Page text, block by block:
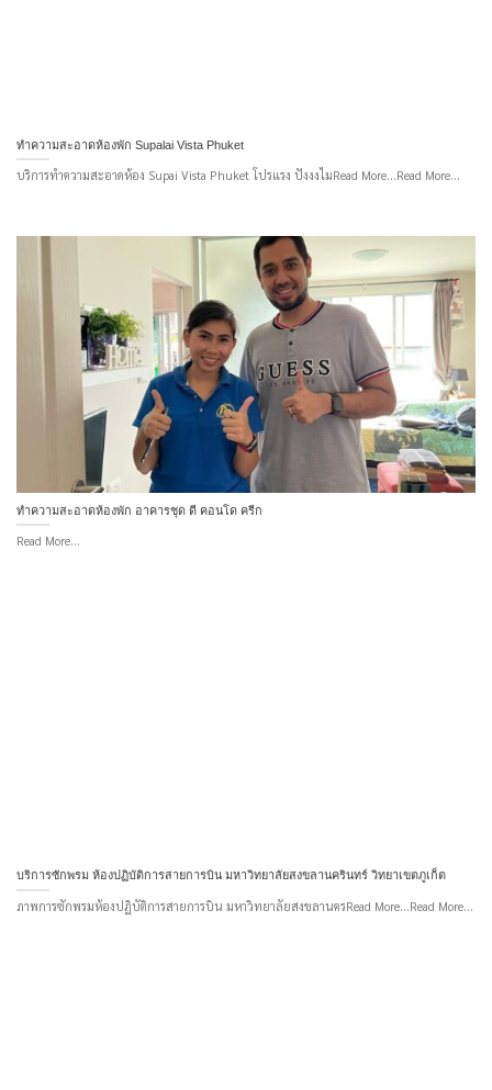
ทำความสะอาดห้องพัก Supalai Vista Phuket
บริการทำความสะอาดห้อง Supai Vista Phuket โปรแรง ปังงงไมRead More...Read More...
ทำความสะอาดห้องพัก อาคารชุด ดี คอนโด ครีก
Read More...
บริการซักพรม ห้องปฏิบัติการสายการบิน มหาวิทยาลัยสงขลานครินทร์ วิทยาเขตภูเก็ต
ภาพการซักพรมห้องปฏิบัติการสายการบิน มหาวิทยาลัยสงขลานครRead More...Read More...